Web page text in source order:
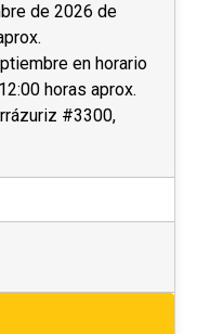
de 2026 de
en horario
horas aprox.
#3300,